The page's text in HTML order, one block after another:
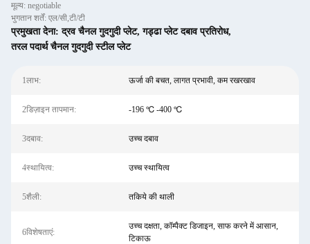
मूल्य: negotiable
भुगतान शर्तें: एल/सी,टी/टी
प्रमुखता देना:द्रव चैनल गुदगुदी प्लेट,गड्ढा प्लेट दबाव प्रतिरोध,
तरल पदार्थ चैनल गुदगुदी स्टील प्लेट
1लाभ: ऊर्जा की बचत, लागत प्रभावी, कम रखरखाव
2डिज़ाइन तापमान: -196 ℃ -400 ℃
3दबाव: उच्च दबाव
4स्थायित्व: उच्च स्थायित्व
5शैली: तकिये की थाली
6विशेषताएं:
उच्च दक्षता, कॉम्पैक्ट डिजाइन, साफ करने में आसान,
टिकाऊ